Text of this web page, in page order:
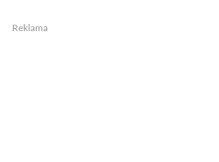
Reklama